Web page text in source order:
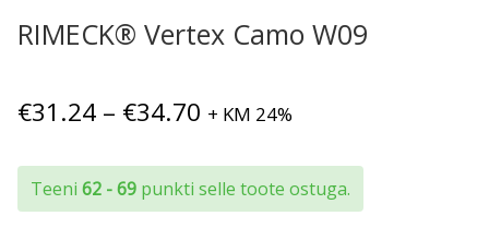
RIMECK® Vertex Camo W09
€31.24 – €34.70 Hinnavahemik:
kuni
€34.70
+ KM 24%
Teeni 62 - 69 punkti selle toote ostuga.